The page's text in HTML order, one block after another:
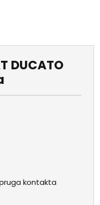
DUCATO
kontakta